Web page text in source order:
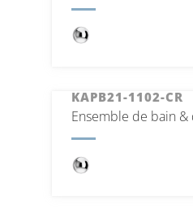
KAPB21-1102-CR
Ensemble de bain &